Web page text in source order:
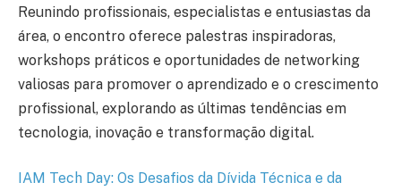
Reunindo profissionais, especialistas e entusiastas da
área, o encontro oferece palestras inspiradoras,
workshops práticos e oportunidades de networking
valiosas para promover o aprendizado e o crescimento
profissional, explorando as últimas tendências em
tecnologia, inovação e transformação digital.
IAM Tech Day: Os Desafios da Dívida Técnica e da